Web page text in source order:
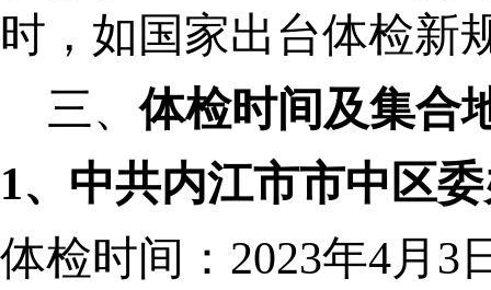
时，如国家出台体检新
三、体检时间及集合
1、中共内江市市中区
体检时间： 2023年4月3